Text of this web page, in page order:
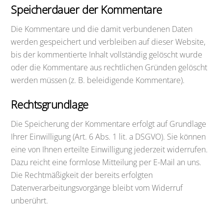
Speicherdauer der Kommentare
Die Kommentare und die damit verbundenen Daten
werden gespeichert und verbleiben auf dieser Website,
bis der kommentierte Inhalt vollständig gelöscht wurde
oder die Kommentare aus rechtlichen Gründen gelöscht
werden müssen (z. B. beleidigende Kommentare).
Rechtsgrundlage
Die Speicherung der Kommentare erfolgt auf Grundlage
Ihrer Einwilligung (Art. 6 Abs. 1 lit. a DSGVO). Sie können
eine von Ihnen erteilte Einwilligung jederzeit widerrufen.
Dazu reicht eine formlose Mitteilung per E-Mail an uns.
Die Rechtmäßigkeit der bereits erfolgten
Datenverarbeitungsvorgänge bleibt vom Widerruf
unberührt.